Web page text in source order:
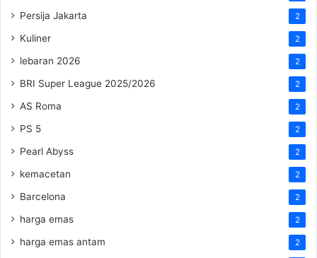
Persija Jakarta 2
Kuliner 2
lebaran 2026 2
BRI Super League 2025/2026 2
AS Roma 2
PS 5 2
Pearl Abyss 2
kemacetan 2
Barcelona 2
harga emas 2
harga emas antam 2